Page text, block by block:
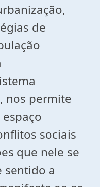
de
nos permite
sociais
que nele se
sentido a